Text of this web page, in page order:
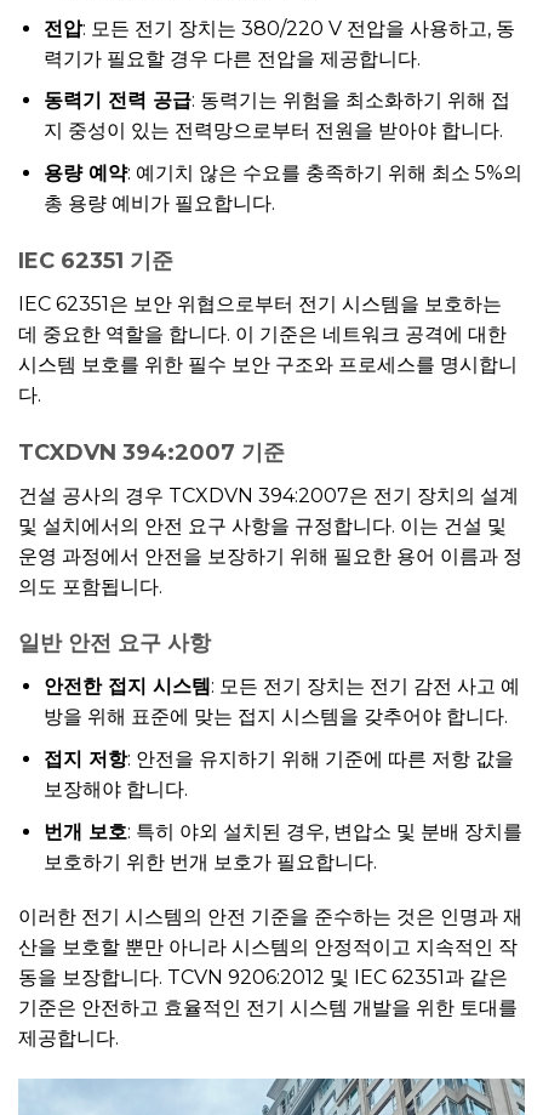
전압: 모든 전기 장치는 380/220 V 전압을 사용하고, 동
력기가 필요할 경우 다른 전압을 제공합니다.
동력기 전력 공급: 동력기는 위험을 최소화하기 위해 접
지 중성이 있는 전력망으로부터 전원을 받아야 합니다.
용량 예약: 예기치 않은 수요를 충족하기 위해 최소 5%의
총 용량 예비가 필요합니다.
IEC 62351 기준
IEC 62351은 보안 위협으로부터 전기 시스템을 보호하는
데 중요한 역할을 합니다. 이 기준은 네트워크 공격에 대한
시스템 보호를 위한 필수 보안 구조와 프로세스를 명시합니
다.
TCXDVN 394:2007 기준
건설 공사의 경우 TCXDVN 394:2007은 전기 장치의 설계
및 설치에서의 안전 요구 사항을 규정합니다. 이는 건설 및
운영 과정에서 안전을 보장하기 위해 필요한 용어 이름과 정
의도 포함됩니다.
일반 안전 요구 사항
안전한 접지 시스템 : 모든 전기 장치는 전기 감전 사고 예
방을 위해 표준에 맞는 접지 시스템을 갖추어야 합니다.
접지 저항: 안전을 유지하기 위해 기준에 따른 저항 값을
보장해야 합니다.
번개 보호: 특히 야외 설치된 경우, 변압소 및 분배 장치를
보호하기 위한 번개 보호가 필요합니다.
이러한 전기 시스템의 안전 기준을 준수하는 것은 인명과 재
산을 보호할 뿐만 아니라 시스템의 안정적이고 지속적인 작
동을 보장합니다. TCVN 9206:2012 및 IEC 62351과 같은
기준은 안전하고 효율적인 전기 시스템 개발을 위한 토대를
제공합니다.